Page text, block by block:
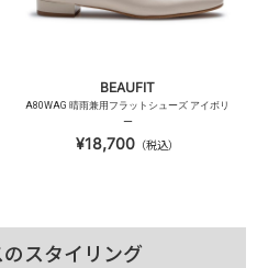
BEAUFIT
A80WAG 晴雨兼用フラットシューズ アイボリ
ー
¥18,700 （税込）
スタイリング